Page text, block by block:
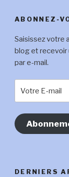
ABONNEZ-
Saisissez votre
blog et recevoir
par e-mail.
DERNIERS